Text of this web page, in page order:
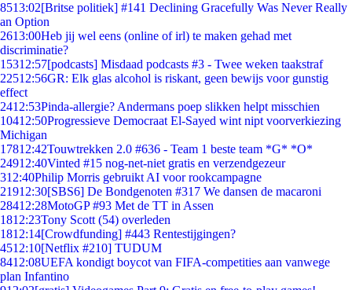
8513:02[Britse politiek] #141 Declining Gracefully Was Never Really
an Option
2613:00Heb jij wel eens (online of irl) te maken gehad met
discriminatie?
15312:57[podcasts] Misdaad podcasts #3 - Twee weken taakstraf
22512:56GR: Elk glas alcohol is riskant, geen bewijs voor gunstig
effect
2412:53Pinda-allergie? Andermans poep slikken helpt misschien
10412:50Progressieve Democraat El-Sayed wint nipt voorverkiezing
Michigan
17812:42Touwtrekken 2.0 #636 - Team 1 beste team *G* *O*
24912:40Vinted #15 nog-net-niet gratis en verzendgezeur
312:40Philip Morris gebruikt AI voor rookcampagne
21912:30[SBS6] De Bondgenoten #317 We dansen de macaroni
28412:28MotoGP #93 Met de TT in Assen
1812:23Tony Scott (54) overleden
1812:14[Crowdfunding] #443 Rentestijgingen?
4512:10[Netflix #210] TUDUM
8412:08UEFA kondigt boycot van FIFA-competities aan vanwege
plan Infantino